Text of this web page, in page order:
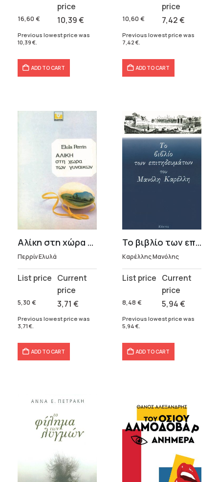
16,60 €
was:
16,60 €.
10,39€
is:
10,39 €.
Previous lowest price was
10,39 €.
ADD TO CART
10,60 €
was:
10,60 €.
7,42€
is:
7,42 €.
Previous lowest price was
7,42 €.
ADD TO CART
Αλίκη στη χώρα των γυναικών
Περρίν Ελυλά
5,30 €
Original
was:
3,71 €
Current
is:
Previous lowest price was
3,71 €
ADD TO CART
Το βιβλίο των επιτηδευμάτων
Καρέλλης Μανόλης
8,48 €
Original
was:
5,94€
Current
is:
Previous lowest price was
5,94 €
ADD TO CART